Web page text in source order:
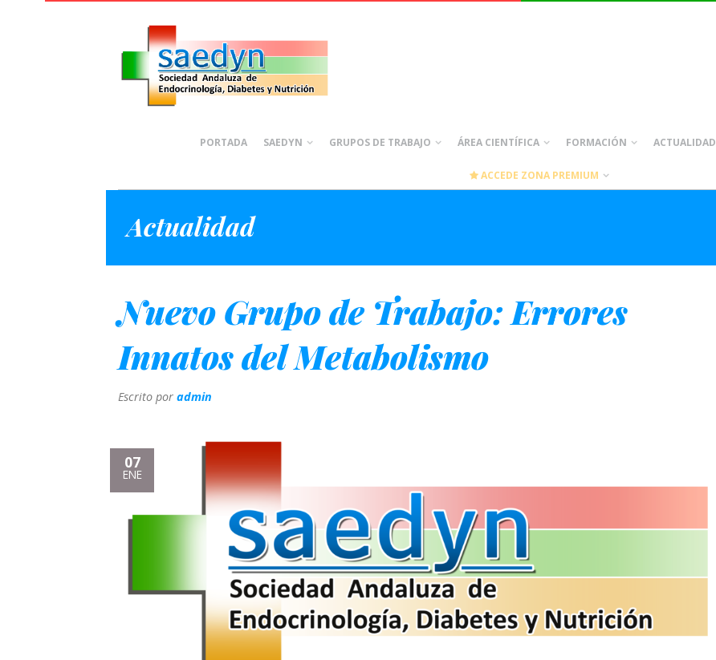
PORTADA SAEDYN GRUPOS DE TRABAJO ÁREA CIENTÍFICA FORMACIÓN ACTUALIDAD
ACCEDE ZONA PREMIUM
Actualidad
Nuevo Grupo de Trabajo: Errores
Innatos del Metabolismo
Escrito por admin
07
ENE